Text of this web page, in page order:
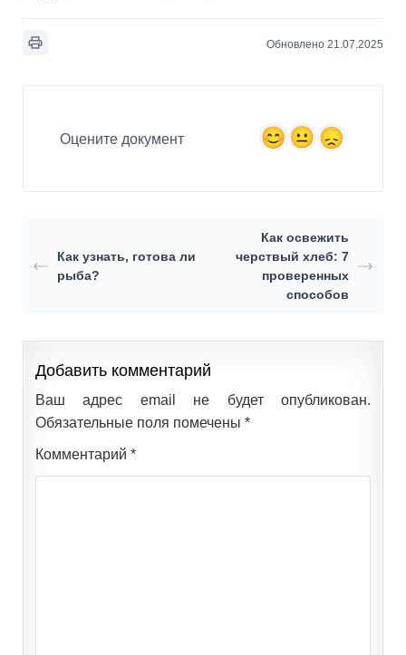
Обновлено 21.07.2025
Оцените документ
Как узнать, готова ли
рыба?
Как освежить
черствый хлеб: 7
проверенных
способов
Добавить комментарий
Ваш адрес email не будет опубликован.
Обязательные поля помечены *
Комментарий *